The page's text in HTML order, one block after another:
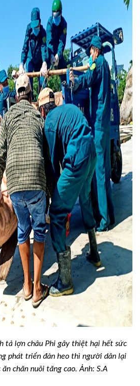
tả lợn châu Phi gây thiệt hại hết sức
phát triển đàn heo thì người dân lại
chăn nuôi tăng cao. Ảnh: S.A